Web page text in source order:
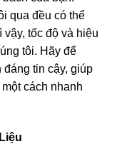
qua đều có thể
tốc độ và hiệu
tôi. Hãy để
tin cậy, giúp
cách nhanh